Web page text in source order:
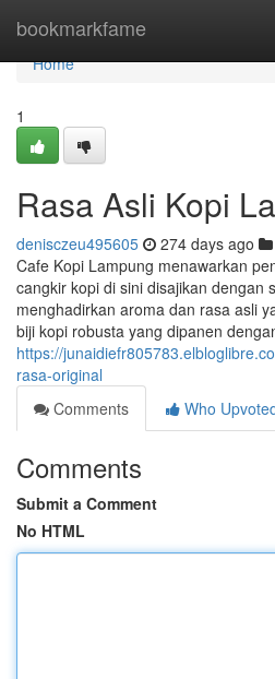
bookmarkfame
Home
Home
1
Rasa Asli Kopi
denisczeu495605 274 days ago
Cafe Kopi Lampung menawarkan
cangkir kopi di sini disajikan dengan
menghadirkan aroma dan rasa asli
biji kopi robusta yang dipanen
https://
rasa-original
Comments
Who
Comments
Submit a Comment
No HTML